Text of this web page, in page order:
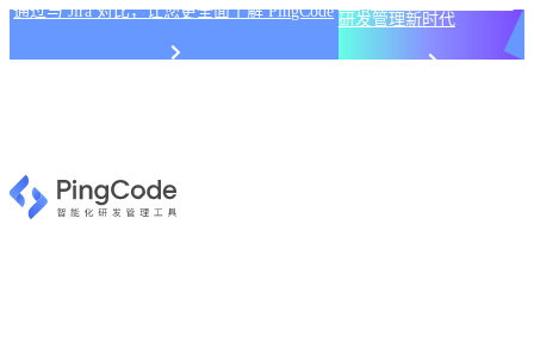
通过与 Jira 对比，让您更全面了解 PingCode 研发管理新时代